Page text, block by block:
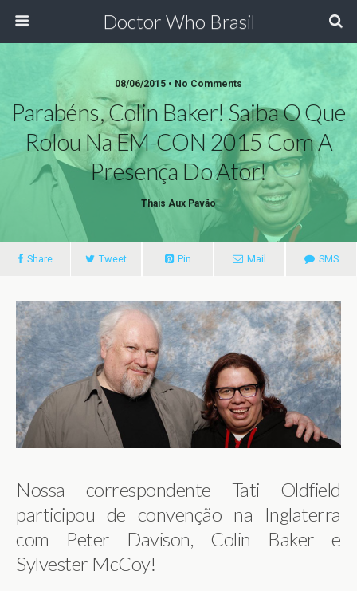
Doctor Who Brasil
08/06/2015 • No Comments
Parabéns, Colin Baker! Saiba O Que
Rolou Na EM-CON 2015 Com A
Presença Do Ator!
Thais Aux Pavão
Share Tweet Pin Mail SMS
Nossa correspondente Tati Oldfield
participou de convenção na Inglaterra
com Peter Davison, Colin Baker e
Sylvester McCoy!